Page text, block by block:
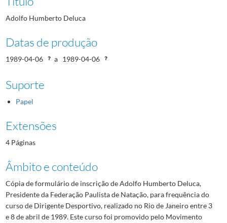
Adolfo Humberto Deluca
Datas de produção
1989-04-06 a 1989-04-06
Suporte
Papel
Extensões
4 Páginas
Âmbito e conteúdo
Cópia de formulário de inscrição de Adolfo Humberto Deluca,
Presidente da Federação Paulista de Natação, para frequência do
curso de Dirigente Desportivo, realizado no Rio de Janeiro entre 3
e 8 de abril de 1989. Este curso foi promovido pelo Movimento